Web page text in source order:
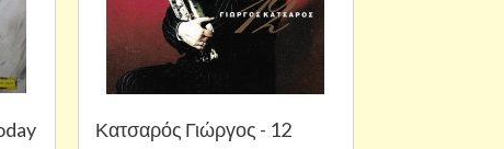
Κατσαρός Γιώργος - 12